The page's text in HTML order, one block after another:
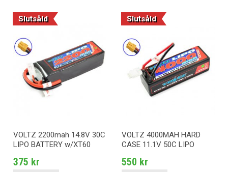
Slutsåld
VOLTZ 2200mah 14.8V 30C
LIPO BATTERY w/XT60
375 kr
Slutsåld
VOLTZ 4000MAH HARD
CASE 11.1V 50C LIPO
550 kr